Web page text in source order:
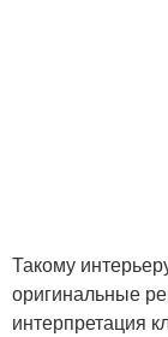
Такому
оригинальные
интерпретация